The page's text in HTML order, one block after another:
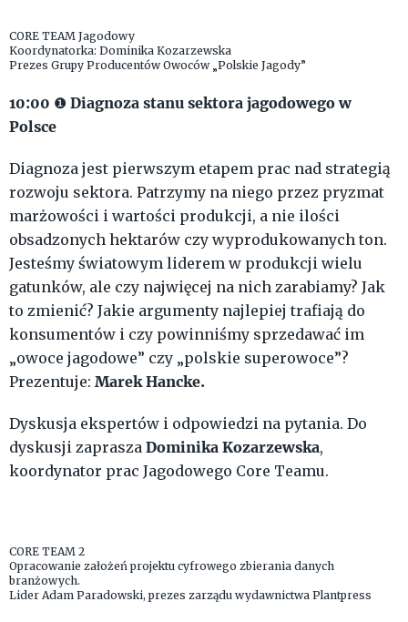
CORE TEAM Jagodowy
Koordynatorka: Dominika Kozarzewska
Prezes Grupy Producentów Owoców „Polskie Jagody”
10:00 ❶ Diagnoza stanu sektora jagodowego w
Polsce
Diagnoza jest pierwszym etapem prac nad strategią
rozwoju sektora. Patrzymy na niego przez pryzmat
marżowości i wartości produkcji, a nie ilości
obsadzonych hektarów czy wyprodukowanych ton.
Jesteśmy światowym liderem w produkcji wielu
gatunków, ale czy najwięcej na nich zarabiamy? Jak
to zmienić? Jakie argumenty najlepiej trafiają do
konsumentów i czy powinniśmy sprzedawać im
„owoce jagodowe” czy „polskie superowoce”?
Prezentuje: Marek Hancke.
Dyskusja ekspertów i odpowiedzi na pytania. Do
dyskusji zaprasza Dominika Kozarzewska,
koordynator prac Jagodowego Core Teamu.
CORE TEAM 2
Opracowanie założeń projektu cyfrowego zbierania danych
branżowych.
Lider Adam Paradowski, prezes zarządu wydawnictwa Plantpress